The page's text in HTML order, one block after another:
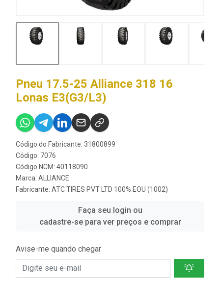
Pneu 17.5-25 Alliance 318 16
Lonas E3(G3/L3)
Código do Fabricante: 31800899
Código: 7076
Código NCM: 40118090
Marca: ALLIANCE
Fabricante: ATC TIRES PVT LTD 100% EOU (1002)
Faça seu login ou
cadastre-se para ver preços e comprar
Avise-me quando chegar